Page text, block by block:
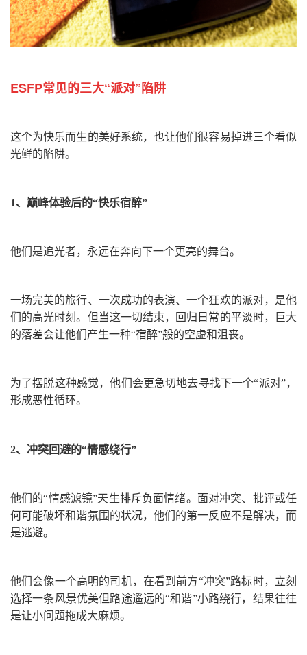
ESFP常见的三大“派对”陷阱
这个为快乐而生的美好系统，也让他们很容易掉进三个看似
光鲜的陷阱。
1、 巅峰体验后的“快乐宿醉”
他们是追光者，永远在奔向下一个更亮的舞台。
一场完美的旅行、一次成功的表演、一个狂欢的派对，是他
们的高光时刻。但当这一切结束，回归日常的平淡时，巨大
的落差会让他们产生一种“宿醉”般的空虚和沮丧。
为了摆脱这种感觉，他们会更急切地去寻找下一个“派对”，
形成恶性循环。
2、冲突回避的“情感绕行”
他们的“情感滤镜”天生排斥负面情绪。面对冲突、批评或任
何可能破坏和谐氛围的状况，他们的第一反应不是解决，而
是逃避。
他们会像一个高明的司机，在看到前方“冲突”路标时，立刻
选择一条风景优美但路途遥远的“和谐”小路绕行，结果往往
是让小问题拖成大麻烦。